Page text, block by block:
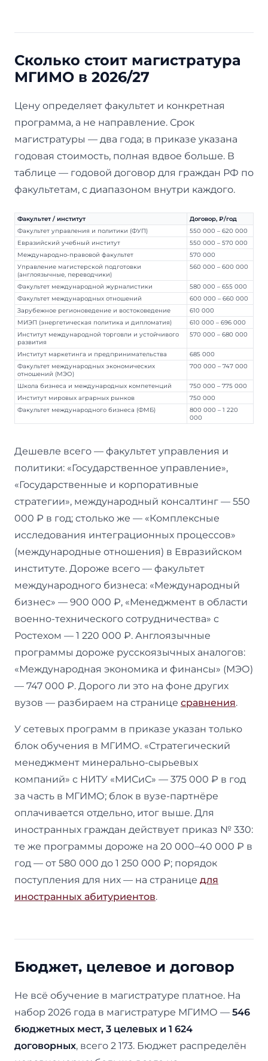
Сколько стоит магистратура
МГИМО в 2026/27
Цену определяет факультет и конкретная
программа, а не направление. Срок
магистратуры — два года; в приказе указана
годовая стоимость, полная вдвое больше. В
таблице — годовой договор для граждан РФ по
факультетам, с диапазоном внутри каждого.
Факультет / институт
Договор, ₽/год
Факультет управления и политики (ФУП)
550 000 – 620 000
Евразийский учебный институт
550 000 – 570 000
Международно-правовой факультет
570 000
Управление магистерской подготовки
(англоязычные, переводчики)
560 000 – 600 000
Факультет международной журналистики
580 000 – 655 000
Факультет международных отношений
600 000 – 660 000
Зарубежное регионоведение и востоковедение
610 000
МИЭП (энергетическая политика и дипломатия)
610 000 – 696 000
Институт международной торговли и устойчивого
развития
570 000 – 680 000
Институт маркетинга и предпринимательства
685 000
Факультет международных экономических
отношений (МЭО)
700 000 – 747 000
Школа бизнеса и международных компетенций
750 000 – 775 000
Институт мировых аграрных рынков
750 000
Факультет международного бизнеса (ФМБ)
800 000 – 1 220
000
Дешевле всего — факультет управления и
политики: «Государственное управление»,
«Государственные и корпоративные
стратегии», международный консалтинг — 550
000 ₽ в год; столько же — «Комплексные
исследования интеграционных процессов»
(международные отношения) в Евразийском
институте. Дороже всего — факультет
международного бизнеса: «Международный
бизнес» — 900 000 ₽, «Менеджмент в области
военно-технического сотрудничества» с
Ростехом — 1 220 000 ₽. Англоязычные
программы дороже русскоязычных аналогов:
«Международная экономика и финансы» (МЭО)
— 747 000 ₽. Дорого ли это на фоне других
вузов — разбираем на странице сравнения.
У сетевых программ в приказе указан только
блок обучения в МГИМО. «Стратегический
менеджмент минерально-сырьевых
компаний» с НИТУ «МИСиС» — 375 000 ₽ в год
за часть в МГИМО; блок в вузе-партнёре
оплачивается отдельно, итог выше. Для
иностранных граждан действует приказ № 330:
те же программы дороже на 20 000–40 000 ₽ в
год — от 580 000 до 1 250 000 ₽; порядок
поступления для них — на странице для
иностранных абитуриентов.
Бюджет, целевое и договор
Не всё обучение в магистратуре платное. На
набор 2026 года в магистратуре МГИМО — 546
бюджетных мест, 3 целевых и 1 624
договорных, всего 2 173. Бюджет распределён